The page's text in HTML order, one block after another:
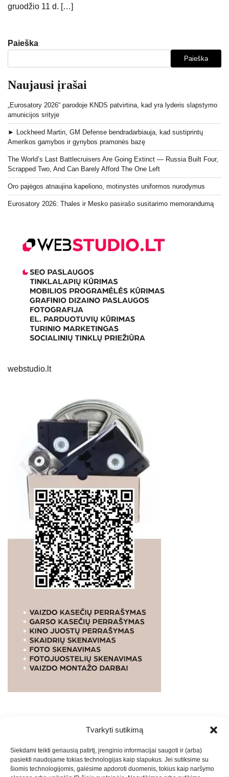
Tvarkyti sutikimą
Siekdami teikti geriausią patirtį, įrenginio informacijai saugoti ir (arba)
pasiekti naudojame tokias technologijas kaip slapukus. Jei sutiksime su
šiomis technologijomis, galėsime apdoroti duomenis, tokius kaip naršymo
gruodžio 11 d. […]
Paieška
Paieška
Naujausi įrašai
„Eurosatory 2026“ parodoje KNDS patvirtina, kad yra lyderis slapstymo
amunicijos srityje
► Lockheed Martin, GM Defense bendradarbiauja, kad sustiprintų
Amerikos gamybos ir gynybos pramonės bazę
The World’s Last Battlecruisers Are Going Extinct — Russia Built Four,
Scrapped Two, And Can Barely Afford The One Left
Oro pajėgos atnaujina kapeliono, motinystės uniformos nurodymus
Eurosatory 2026: Thales ir Mesko pasirašo susitarimo memorandumą
webstudio.lt
PASLAUGOS. SEO tekstų rašymas, turinio kūrimas,
straipsnių rašymas ir talpinimas į mūsų valdomas